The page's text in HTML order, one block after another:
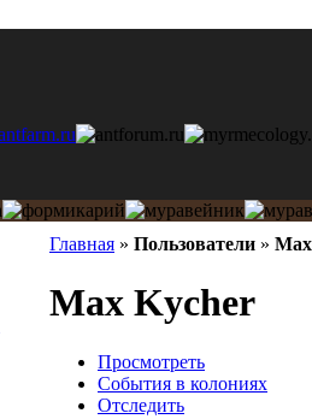
Главная » Пользователи »
Max Kycher
Просмотреть
События в колониях
Отследить